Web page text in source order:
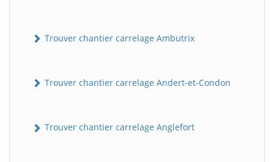
Trouver chantier carrelage Ambutrix
Trouver chantier carrelage Andert-et-Condon
Trouver chantier carrelage Anglefort